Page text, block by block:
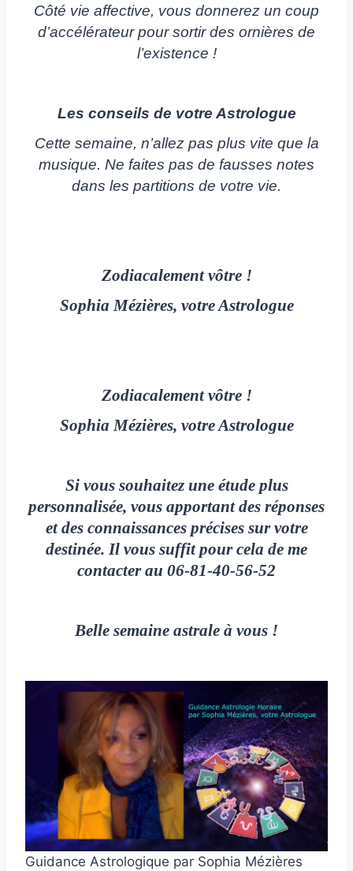
Côté vie affective, vous donnerez un coup
d’accélérateur pour sortir des ornières de
l’existence !
Les conseils de votre Astrologue
Cette semaine, n’allez pas plus vite que la
musique. Ne faites pas de fausses notes
dans les partitions de votre vie.
Zodiacalement vôtre !
Sophia Mézières, votre Astrologue
Zodiacalement vôtre !
Sophia Mézières, votre Astrologue
Si vous souhaitez une étude plus
personnalisée, vous apportant des réponses
et des connaissances précises sur votre
destinée. Il vous suffit pour cela de me
contacter au 06-81-40-56-52
Belle semaine astrale à vous !
Guidance Astrologique par Sophia Mézières